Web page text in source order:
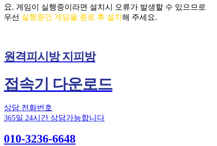
요. 게임이 실행중이라면 설치시 오류가 발생할 수 있으므로
우선 실행중인 게임을 종료 후 설치 해 주세요.
원격피시방 지피방
접속기 다운로드
상담 전화번호
365일 24시간 상담가능합니다
010-3236-6648